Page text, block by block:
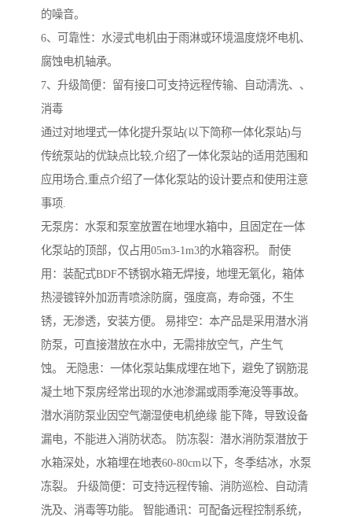
的噪音。
6、可靠性：水浸式电机由于雨淋或环境温度烧坏电机、
腐蚀电机轴承。
7、升级简便：留有接口可支持远程传输、自动清洗、、
消毒
通过对地埋式一体化提升泵站(以下简称一体化泵站)与
传统泵站的优缺点比较,介绍了一体化泵站的适用范围和
应用场合,重点介绍了一体化泵站的设计要点和使用注意
事项.
无泵房：水泵和泵室放置在地埋水箱中，且固定在一体
化泵站的顶部，仅占用05m3-1m3的水箱容积。 耐使
用：装配式BDF不锈钢水箱无焊接，地埋无氧化，箱体
热浸镀锌外加沥青喷涂防腐，强度高，寿命强，不生
锈，无渗透，安装方便。 易排空：本产品是采用潜水消
防泵，可直接潜放在水中，无需排放空气，产生气
蚀。 无隐患：一体化泵站集成埋在地下，避免了钢筋混
凝土地下泵房经常出现的水池渗漏或雨季淹没等事故。
潜水消防泵业因空气潮湿使电机绝缘 能下降，导致设备
漏电，不能进入消防状态。 防冻裂：潜水消防泵潜放于
水箱深处，水箱埋在地表60-80cm以下，冬季结冰，水泵
冻裂。 升级简便：可支持远程传输、消防巡检、自动清
洗及、消毒等功能。 智能通讯：可配备远程控制系统，